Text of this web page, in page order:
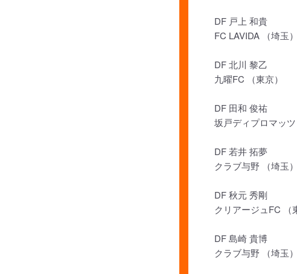
DF 戸上 和貴
FC LAVIDA （埼玉）
DF 北川 黎乙
九曜FC （東京）
DF 田和 俊祐
坂戸ディプロマッツ
DF 若井 拓夢
クラブ与野 （埼玉）
DF 秋元 秀剛
クリアージュFC （
DF 島崎 貴博
クラブ与野 （埼玉）